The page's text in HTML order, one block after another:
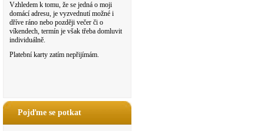
Vzhledem k tomu, že se jedná o moji
domácí adresu, je vyzvednutí možné i
dříve ráno nebo později večer či o
víkendech, termín je však třeba domluvit
individuálně.
Platební karty zatím nepřijímám.
Pojďme se potkat